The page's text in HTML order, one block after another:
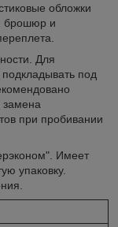
обложки
брошюр и
Для
под
замена
при пробивании
Имеет
упаковку.